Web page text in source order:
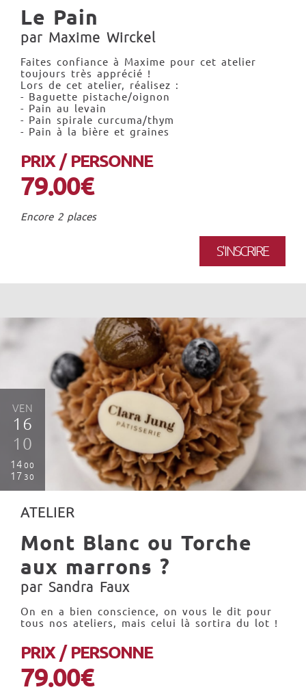
Le Pain
par Maxime Wirckel
Faites confiance à Maxime pour cet atelier
toujours très apprécié !
Lors de cet atelier, réalisez :
- Baguette pistache/oignon
- Pain au levain
- Pain spirale curcuma/thym
- Pain à la bière et graines
PRIX / PERSONNE
79.00€
Encore 2 places
S'INSCRIRE
VEN
16
10
14 00
17 30
ATELIER
Mont Blanc ou Torche
aux marrons ?
par Sandra Faux
On en a bien conscience, on vous le dit pour
tous nos ateliers, mais celui là sortira du lot !
PRIX / PERSONNE
79.00€